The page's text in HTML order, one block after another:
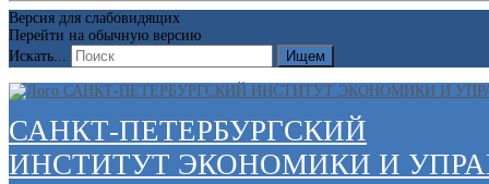
Версия для слабовидящих
Перейти на обычную версию
Искать...
Ищем
САНКТ-ПЕТЕРБУРГСКИЙ
ИНСТИТУТ ЭКОНОМИКИ И